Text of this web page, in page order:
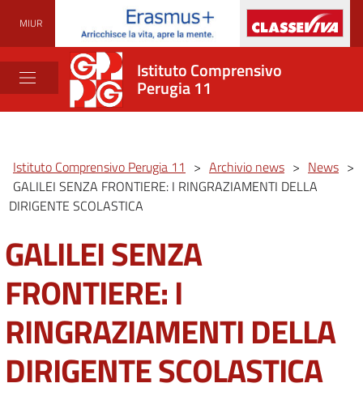
MIUR
Istituto Comprensivo
Perugia 11
Istituto Comprensivo Perugia 11 > Archivio news > News >
GALILEI SENZA FRONTIERE: I RINGRAZIAMENTI DELLA
DIRIGENTE SCOLASTICA
GALILEI SENZA
FRONTIERE: I
RINGRAZIAMENTI DELLA
DIRIGENTE SCOLASTICA